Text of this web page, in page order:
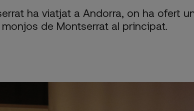
ha viatjat a Andorra, on ha ofert
de Montserrat al principat.